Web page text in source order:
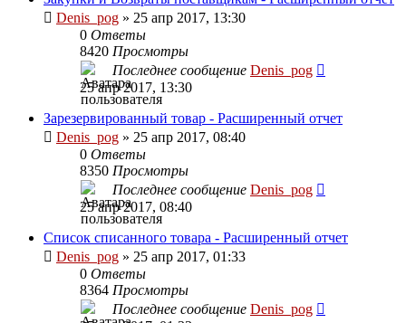
Denis_pog » 25 апр 2017, 13:30
0 Ответы
8420 Просмотры
Последнее сообщение Denis_pog
25 апр 2017, 13:30
Зарезервированный товар - Расширенный отчет
Denis_pog » 25 апр 2017, 08:40
0 Ответы
8350 Просмотры
Последнее сообщение Denis_pog
25 апр 2017, 08:40
Список списанного товара - Расширенный отчет
Denis_pog » 25 апр 2017, 01:33
0 Ответы
8364 Просмотры
Последнее сообщение Denis_pog